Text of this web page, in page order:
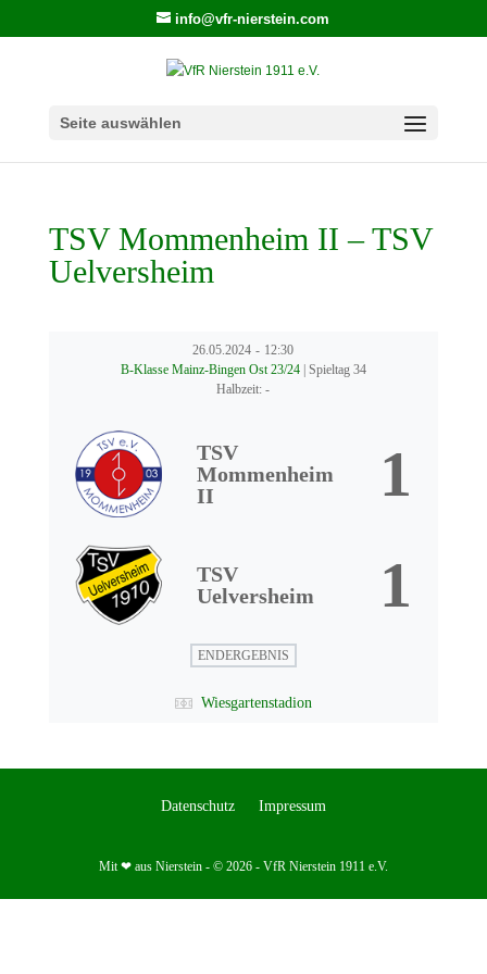
info@vfr-nierstein.com
Seite auswählen
TSV Mommenheim II – TSV
Uelversheim
26.05.2024 - 12:30
B-Klasse Mainz-Bingen Ost 23/24 | Spieltag 34
Halbzeit: -
TSV
Mommenheim
II
1
TSV
Uelversheim
1
ENDERGEBNIS
Wiesgartenstadion
Datenschutz Impressum
Mit ❤ aus Nierstein - © 2026 - VfR Nierstein 1911 e.V.